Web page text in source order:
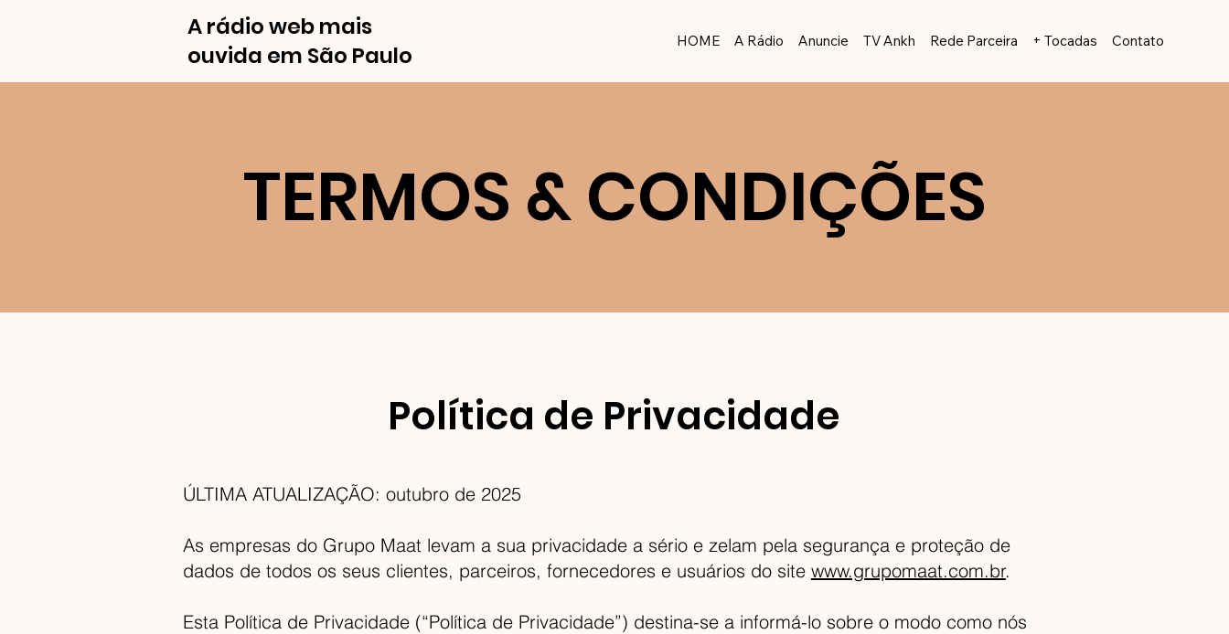
A rádio web mais
ouvida em São Paulo
HOME A Rádio Anuncie TV Ankh Rede Parceira + Tocadas Contato
TERMOS & CONDIÇÕES
Política de Privacidade
ÚLTIMA ATUALIZAÇÃO: outubro de 2025
As empresas do Grupo Maat levam a sua privacidade a sério e zelam pela segurança e proteção de
dados de todos os seus clientes, parceiros, fornecedores e usuários do site www.grupomaat.com.br.
Esta Política de Privacidade (“Política de Privacidade”) destina-se a informá-lo sobre o modo como nós